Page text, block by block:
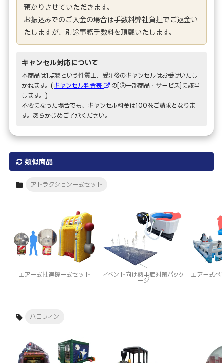
預かりさせていただきます。
お振込みでのご入金の場合は手数料弊社負担でご返金い
たしますが、別途事務手数料を頂戴いたします。
キャンセル対応について
本商品は1点物という性質上、受注後のキャンセルはお受けいたし
かねます。(キャンセル料金表
の[③一部商品・サービス]に該当
します。)
不要になった場合でも、キャンセル料金は100％ご請求となりま
す。あらかじめご了承ください。
類似商品
アトラクション一式セット
エアー式抽選機一式セット
イベント向け熱中症対策パッケ
ージ
エアー式ペ
ハロウィン